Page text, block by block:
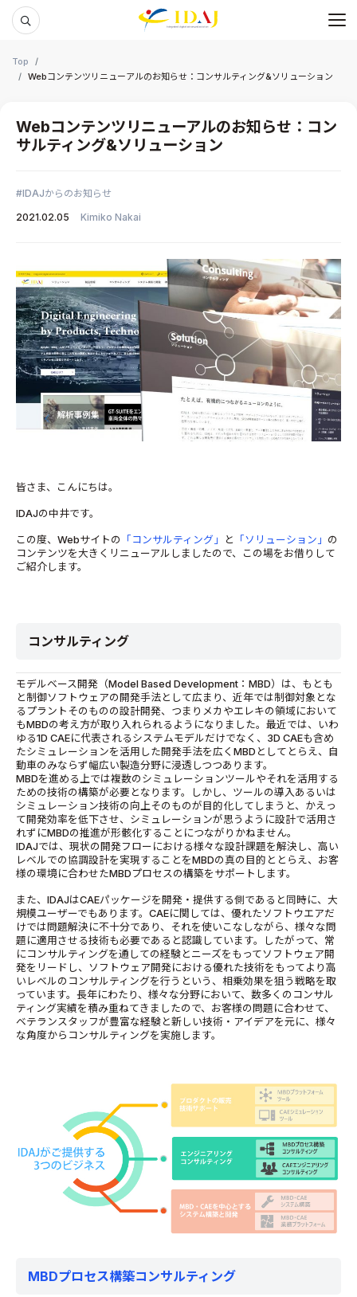
メ
Top
Webコンテンツリニューアルのお知らせ：コンサルティング&ソリューション
Webコンテンツリニューアルのお知らせ：コン
サルティング&ソリューション
IDAJからのお知らせ
2021.02.05
Kimiko Nakai
皆さま、こんにちは。
IDAJの中井です。
この度、Webサイトの 「コンサルティング」 と 「ソリューション」 の
コンテンツを大きくリニューアルしましたので、この場をお借りして
ご紹介します。
コンサルティング
モデルベース開発（Model Based Development：MBD）は、もとも
と制御ソフトウェアの開発手法として広まり、近年では制御対象とな
るプラントそのものの設計開発、つまりメカやエレキの領域において
もMBDの考え方が取り入れられるようになりました。最近では、いわ
ゆる1D CAEに代表されるシステムモデルだけでなく、3D CAEも含め
たシミュレーションを活用した開発手法を広くMBDとしてとらえ、自
動車のみならず幅広い製造分野に浸透しつつあります。
MBDを進める上では複数のシミュレーションツールやそれを活用する
ための技術の構築が必要となります。しかし、ツールの導入あるいは
シミュレーション技術の向上そのものが目的化してしまうと、かえっ
て開発効率を低下させ、シミュレーションが思うように設計で活用さ
れずにMBDの推進が形骸化することにつながりかねません。
IDAJでは、現状の開発フローにおける様々な設計課題を解決し、高い
レベルでの協調設計を実現することをMBDの真の目的ととらえ、お客
様の環境に合わせたMBDプロセスの構築をサポートします。
また、IDAJはCAEパッケージを開発・提供する側であると同時に、大
規模ユーザーでもあります。CAEに関しては、優れたソフトウエアだ
けでは問題解決に不十分であり、それを使いこなしながら、様々な問
題に適用させる技術も必要であると認識しています。したがって、常
にコンサルティングを通しての経験とニーズをもってソフトウェア開
発をリードし、ソフトウェア開発における優れた技術をもってより高
いレベルのコンサルティングを行うという、相乗効果を狙う戦略を取
っています。長年にわたり、様々な分野において、数多くのコンサル
ティング実績を積み重ねてきましたので、お客様の問題に合わせて、
ベテランスタッフが豊富な経験と新しい技術・アイデアを元に、様々
な角度からコンサルティングを実施します。
MBDプロセス構築コンサルティング